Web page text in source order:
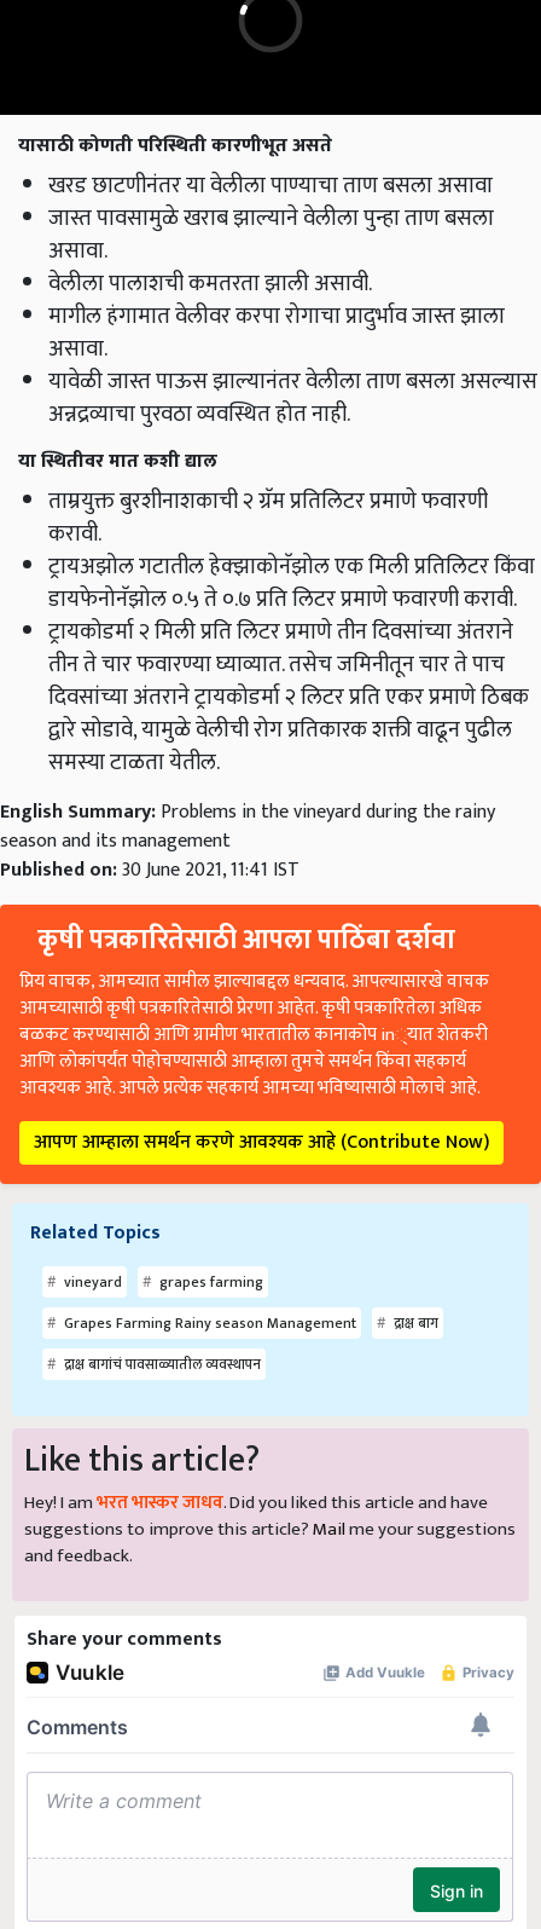
यासाठी कोणती परिस्थिती कारणीभूत असते
खरड छाटणीनंतर या वेलीला पाण्याचा ताण बसला असावा
जास्त पावसामुळे खराब झाल्याने वेलीला पुन्हा ताण बसला
असावा.
वेलीला पालाशची कमतरता झाली असावी.
मागील हंगामात वेलीवर करपा रोगाचा प्रादुर्भाव जास्त झाला
असावा.
यावेळी जास्त पाऊस झाल्यानंतर वेलीला ताण बसला असल्यास
अन्नद्रव्याचा पुरवठा व्यवस्थित होत नाही.
या स्थितीवर मात कशी द्याल
ताम्रयुक्त बुरशीनाशकाची २ ग्रॅम प्रतिलिटर प्रमाणे फवारणी
करावी.
ट्रायअझोल गटातील हेक्झाकोनॅझोल एक मिली प्रतिलिटर किंवा
डायफेनोनॅझोल ०.५ ते ०.७ प्रति लिटर प्रमाणे फवारणी करावी.
ट्रायकोडर्मा २ मिली प्रति लिटर प्रमाणे तीन दिवसांच्या अंतराने
तीन ते चार फवारण्या घ्याव्यात. तसेच जमिनीतून चार ते पाच
दिवसांच्या अंतराने ट्रायकोडर्मा २ लिटर प्रति एकर प्रमाणे ठिबक
द्वारे सोडावे, यामुळे वेलीची रोग प्रतिकारक शक्ती वाढून पुढील
समस्या टाळता येतील.
English Summary:Problems in the vineyard during the rainy
season and its management
Published on:30 June 2021, 11:41 IST
कृषी पत्रकारितेसाठी आपला पाठिंबा दर्शवा
प्रिय वाचक, आमच्यात सामील झाल्याबद्दल धन्यवाद. आपल्यासारखे वाचक
आमच्यासाठी कृषी पत्रकारितेसाठी प्रेरणा आहेत. कृषी पत्रकारितेला अधिक
बळकट करण्यासाठी आणि ग्रामीण भारतातील कानाकोप in्यात शेतकरी
आणि लोकांपर्यंत पोहोचण्यासाठी आम्हाला तुमचे समर्थन किंवा सहकार्य
आवश्यक आहे. आपले प्रत्येक सहकार्य आमच्या भविष्यासाठी मोलाचे आहे.
आपण आम्हाला समर्थन करणे आवश्यक आहे (Contribute Now)
Related Topics
vineyard
grapes farming
Grapes Farming Rainy season Management
द्राक्ष बाग
द्राक्ष बागांचं पावसाळ्यातील व्यवस्थापन
Like this article?
Hey! I amभरत भास्कर जाधव. Did you liked this article and have
suggestions to improve this article?Mailme your suggestions
and feedback.
Share your comments